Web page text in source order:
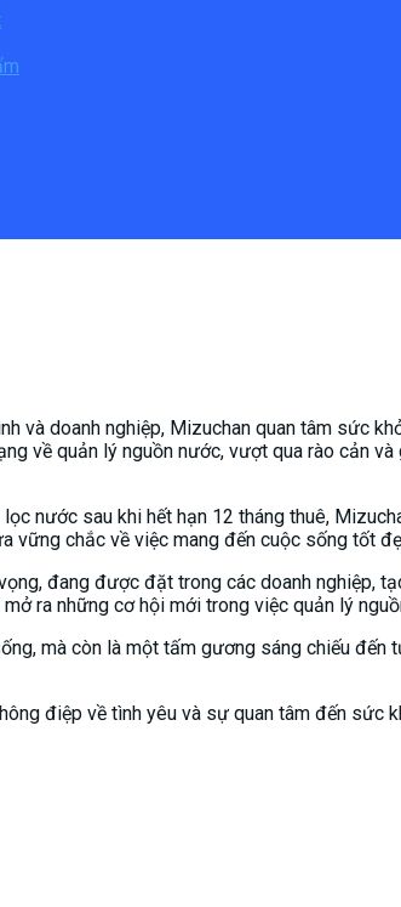
và doanh nghiệp, Mizuchan quan tâm sức
về quản lý nguồn nước, vượt qua rào cản
nước sau khi hết hạn 12 tháng thuê,
vững chắc về việc mang đến cuộc sống tốt
đang được đặt trong các doanh nghiệp,
ra những cơ hội mới trong việc quản lý
mà còn là một tấm gương sáng chiếu
điệp về tình yêu và sự quan tâm đến sức